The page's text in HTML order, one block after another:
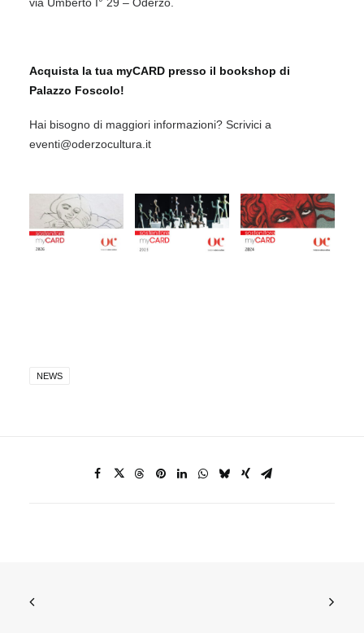
Acquista la tua myCARD presso il bookshop di
Palazzo Foscolo!
Hai bisogno di maggiori informazioni? Scrivici a
eventi@oderzocultura.it
NEWS